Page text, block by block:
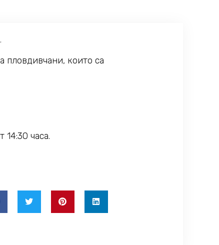
пловдивчани, които са
часа.